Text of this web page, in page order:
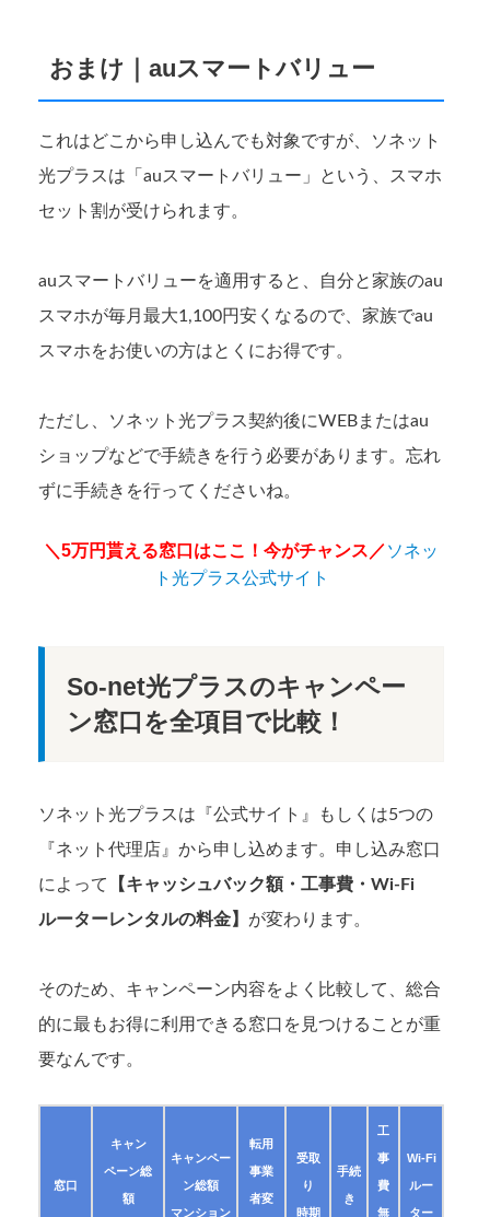
おまけ｜auスマートバリュー
これはどこから申し込んでも対象ですが、ソネット
光プラスは「auスマートバリュー」という、スマホ
セット割が受けられます。
auスマートバリューを適用すると、自分と家族のau
スマホが毎月最大1,100円安くなるので、家族でau
スマホをお使いの方はとくにお得です。
ただし、ソネット光プラス契約後にWEBまたはau
ショップなどで手続きを行う必要があります。忘れ
ずに手続きを行ってくださいね。
＼5万円貰える窓口はここ！今がチャンス／ソネッ
ト光プラス公式サイト
So-net光プラスのキャンペー
ン窓口を全項目で比較！
ソネット光プラスは『公式サイト』もしくは5つの
『ネット代理店』から申し込めます。申し込み窓口
によって
【キャッシュバック額・工事費・Wi-Fi
ルーターレンタルの料金】 が変わります。
そのため、キャンペーン内容をよく比較して、総合
的に最もお得に利用できる窓口を見つけることが重
要なんです。
窓口
キャン
ペーン総
額
キャンペー
ン総額
マンション
転用
事業
者変
受取
り
時期
手続
き
工
事
費
無
Wi-Fi
ルー
ター